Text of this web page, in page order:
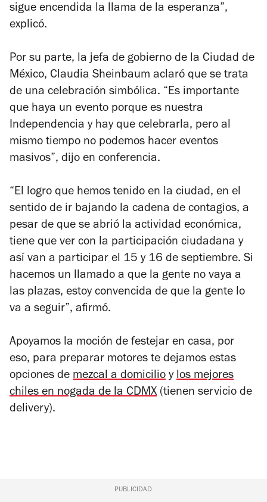
sigue encendida la llama de la esperanza”,
explicó.
Por su parte, la jefa de gobierno de la Ciudad de
México, Claudia Sheinbaum aclaró que se trata
de una celebración simbólica. “Es importante
que haya un evento porque es nuestra
Independencia y hay que celebrarla, pero al
mismo tiempo no podemos hacer eventos
masivos”, dijo en conferencia.
“El logro que hemos tenido en la ciudad, en el
sentido de ir bajando la cadena de contagios, a
pesar de que se abrió la actividad económica,
tiene que ver con la participación ciudadana y
así van a participar el 15 y 16 de septiembre. Si
hacemos un llamado a que la gente no vaya a
las plazas, estoy convencida de que la gente lo
va a seguir”, afirmó.
Apoyamos la moción de festejar en casa, por
eso, para preparar motores te dejamos estas
opciones de mezcal a domicilio y los mejores
chiles en nogada de la CDMX (tienen servicio de
delivery).
PUBLICIDAD